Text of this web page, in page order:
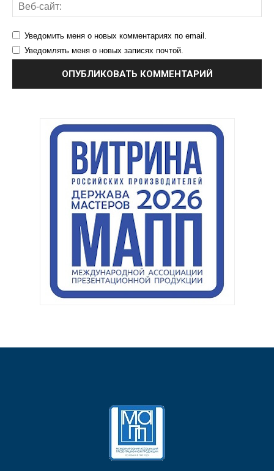
Уведомить меня о новых комментариях по email.
Уведомлять меня о новых записях почтой.